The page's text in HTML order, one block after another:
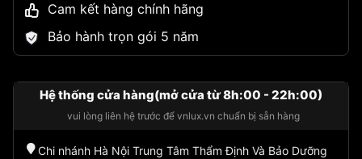
Cam kết hàng chính hãng
Bảo hành trọn gói 5 năm
Hệ thống cửa hàng(mở cửa từ 8h:00 - 22h:00)
vui lòng liên hệ trước để vnlux.vn chuẩn bị sẵn hàng
Chi nhánh Hà Nội Trung Tâm Thẩm Định Và Bảo Dưỡng